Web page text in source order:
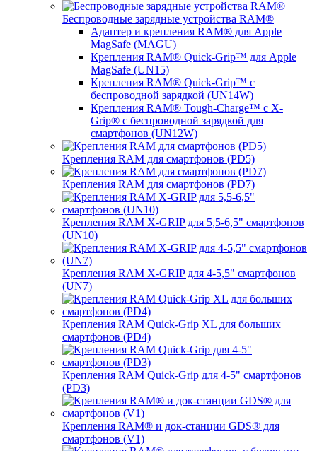
Беспроводные зарядные устройства RAM®
Адаптер и крепления RAM® для Apple
MagSafe (MAGU)
Крепления RAM® Quick-Grip™ для Apple
MagSafe (UN15)
Крепления RAM® Quick-Grip™ с
беспроводной зарядкой (UN14W)
Крепления RAM® Tough-Charge™ с X-
Grip® с беспроводной зарядкой для
смартфонов (UN12W)
Крепления RAM для смартфонов (PD5)
Крепления RAM для смартфонов (PD7)
Крепления RAM X-GRIP для 5,5-6,5" смартфонов
(UN10)
Крепления RAM X-GRIP для 4-5,5" смартфонов
(UN7)
Крепления RAM Quick-Grip XL для больших
смартфонов (PD4)
Крепления RAM Quick-Grip для 4-5" смартфонов
(PD3)
Крепления RAM® и док-станции GDS® для
смартфонов (V1)